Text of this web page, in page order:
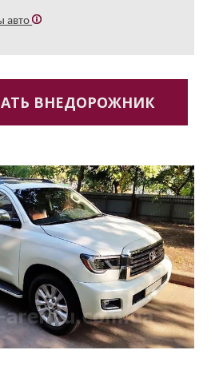
авто
ВНЕДОРОЖНИК